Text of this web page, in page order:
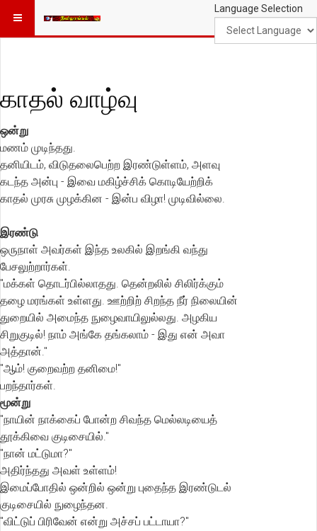
Language Selection
காதல் வாழ்வு
ஒன்று
மணம் முடிந்தது.
தனியிடம், விடுதலைபெற்ற இரண்டுள்ளம், அளவு
கடந்த அன்பு - இவை மகிழ்ச்சிக் கொடியேற்றிக்
காதல் முரசு முழக்கின - இன்ப விழா! முடிவில்லை.
இரண்டு
ஒருநாள் அவர்கள் இந்த உலகில் இறங்கி வந்து
பேசலுற்றார்கள்.
"மக்கள் தொடர்பில்லாதது. தென்றலில் சிலிர்க்கும்
தழை மரங்கள் உள்ளது. ஊற்றிற் சிறந்த நீர் நிலையின்
துறையில் அமைந்த நுழைவாயிலுல்லது. அழகிய
சிறுகுடில்! நாம் அங்கே தங்கலாம் - இது என் அவா
அத்தான்."
"ஆம்! குறைவற்ற தனிமை!"
பறந்தார்கள்.
மூன்று
"நாயின் நாக்கைப் போன்ற சிவந்த மெல்லடியைத்
தூக்கிவை குடிசையில்."
"நான் மட்டுமா?"
அதிர்ந்தது அவள் உள்ளம்!
இமைப்போதில் ஒன்றில் ஒன்று புதைந்த இரண்டுடல்
குடிசையில் நுழைந்தன.
"விட்டுப் பிரிவேன் என்று அச்சப் பட்டாயா?"